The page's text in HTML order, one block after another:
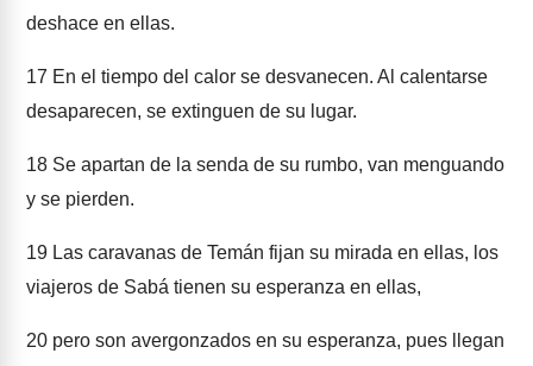
deshace en ellas.
17 En el tiempo del calor se desvanecen. Al calentarse
desaparecen, se extinguen de su lugar.
18 Se apartan de la senda de su rumbo, van menguando
y se pierden.
19 Las caravanas de Temán fijan su mirada en ellas, los
viajeros de Sabá tienen su esperanza en ellas,
20 pero son avergonzados en su esperanza, pues llegan